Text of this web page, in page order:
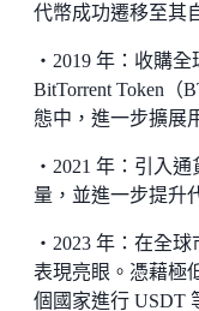
代幣成功遷移至其
・2019 年：收購
BitTorrent Token
態中，進一步擴展
・2021 年：引入
量，並進一步提升
・2023 年：在全
表現亮眼。憑藉極
個國家進行 USDT